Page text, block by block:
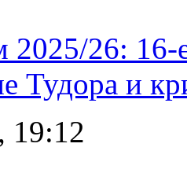
2025/26:
Тудора и
19:12